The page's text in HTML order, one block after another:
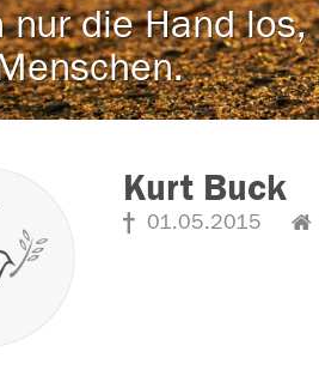
nur die Hand los,
Kurt Buck
01.05.2015